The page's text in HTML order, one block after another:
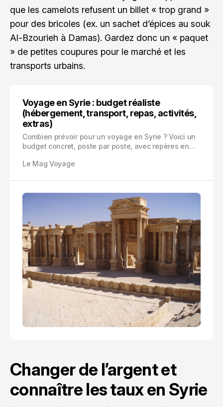
que les camelots refusent un billet « trop grand »
pour des bricoles (ex. un sachet d’épices au souk
Al-Bzourieh à Damas). Gardez donc un « paquet
» de petites coupures pour le marché et les
transports urbains.
Voyage en Syrie : budget réaliste
(hébergement, transport, repas, activités,
extras)
Combien prévoir pour un voyage en Syrie ? Voici un
budget concret, poste par poste, avec repères en
repas, visites, frais d’agence, sécurité et marge
Le Mag Voyage
Changer de l’argent et
connaître les taux en Syrie